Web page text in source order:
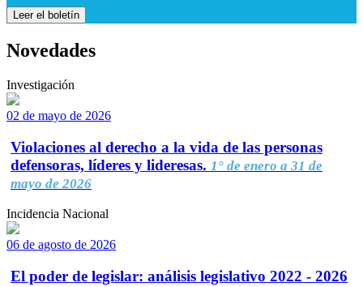
Leer el boletín
Novedades
Investigación
02 de mayo de 2026
Violaciones al derecho a la vida de las personas
defensoras, líderes y lideresas. 1° de enero a 31 de
mayo de 2026
Incidencia Nacional
06 de agosto de 2026
El poder de legislar: análisis legislativo 2022 - 2026